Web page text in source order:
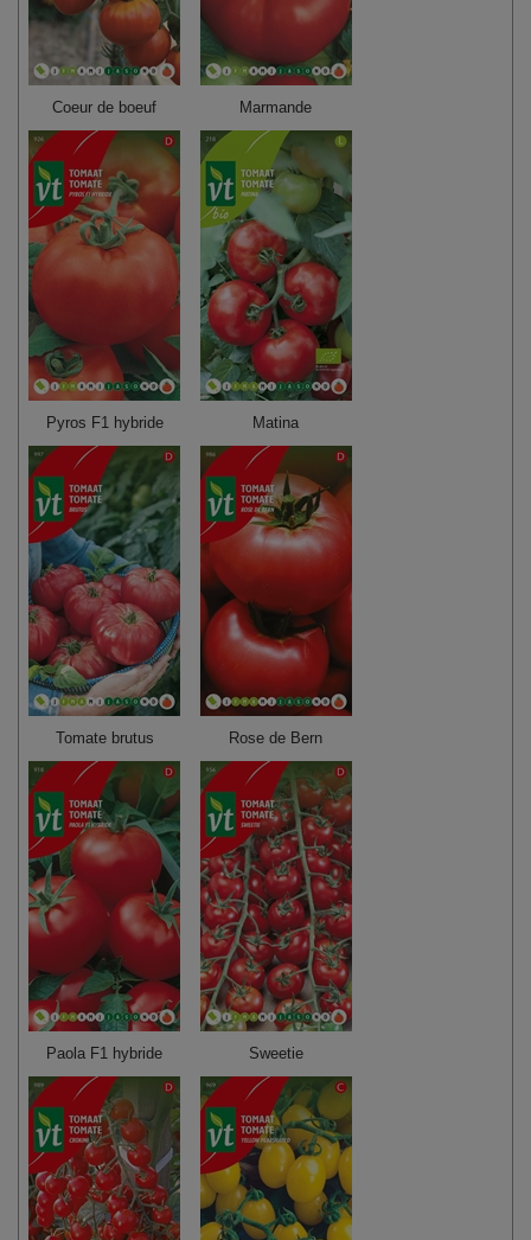
Coeur de boeuf Marmande
Pyros F1 hybride Matina
Tomate brutus Rose de Bern
Paola F1 hybride Sweetie